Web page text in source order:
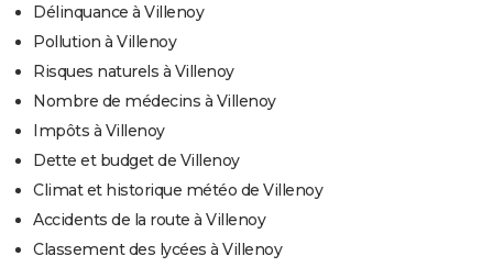
Délinquance à Villenoy
Pollution à Villenoy
Risques naturels à Villenoy
Nombre de médecins à Villenoy
Impôts à Villenoy
Dette et budget de Villenoy
Climat et historique météo de Villenoy
Accidents de la route à Villenoy
Classement des lycées à Villenoy